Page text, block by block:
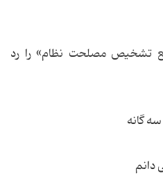
تشخیص مصلحت نظام» را رد
گانه
دانم